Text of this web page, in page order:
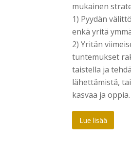
mukainen
1) Pyydän
enkä yritä
2) Yritän
tuntemukset
taistella ja
lähettämistä,
kasvaa ja oppia.
Lue lisää